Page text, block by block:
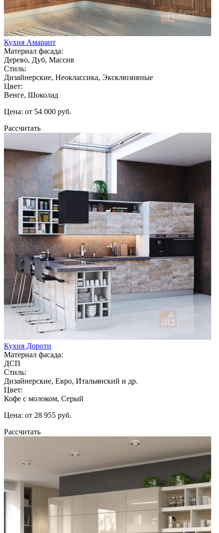
Кухня Амарант
Материал фасада:
Дерево, Дуб, Массив
Стиль:
Дизайнерские, Неоклассика, Эксклюзивные
Цвет:
Венге, Шоколад
Цена: от 54 000 руб.
Рассчитать
Кухня Дороти
Материал фасада:
ДСП
Стиль:
Дизайнерские, Евро, Итальянский и др.
Цвет:
Кофе с молоком, Серый
Цена: от 28 955 руб.
Рассчитать